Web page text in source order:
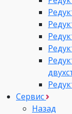
Сервис
Назад